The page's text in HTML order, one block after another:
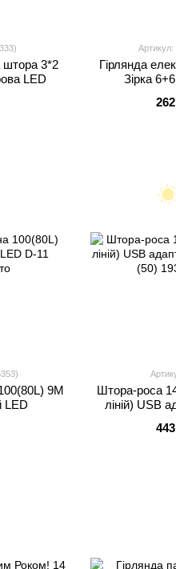
штора 3*2
LED
Артикул:
Гірлянда
Зірка
9M
LED
Штора-роса
ліній) USB